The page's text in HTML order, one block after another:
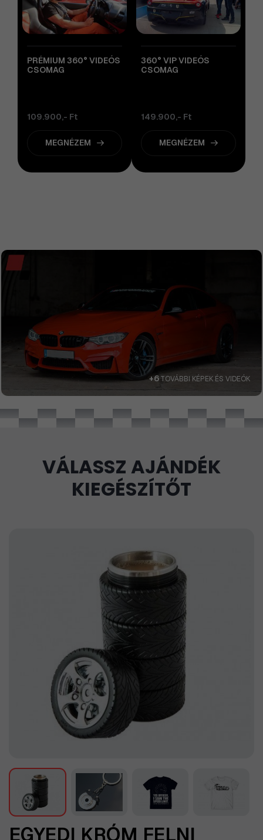
PRÉMIUM 360° VIDEÓS
CSOMAG
109.900,- Ft
MEGNÉZEM
360° VIP VIDEÓS
CSOMAG
149.900,- Ft
MEGNÉZEM
+6TOVÁBBI KÉPEK ÉS VIDEÓK
VÁLASSZ AJÁNDÉK
KIEGÉSZÍTŐT
EGYEDI KRÓM FELNI